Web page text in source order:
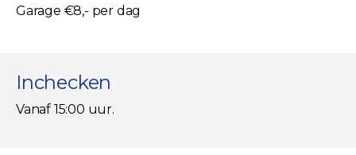
Garage €8,- per dag
Inchecken
Vanaf 15:00 uur.